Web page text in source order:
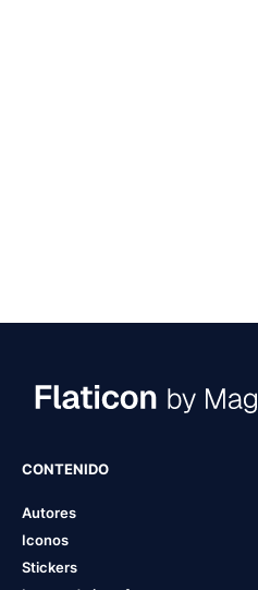
CONTENIDO
Autores
Iconos
Stickers